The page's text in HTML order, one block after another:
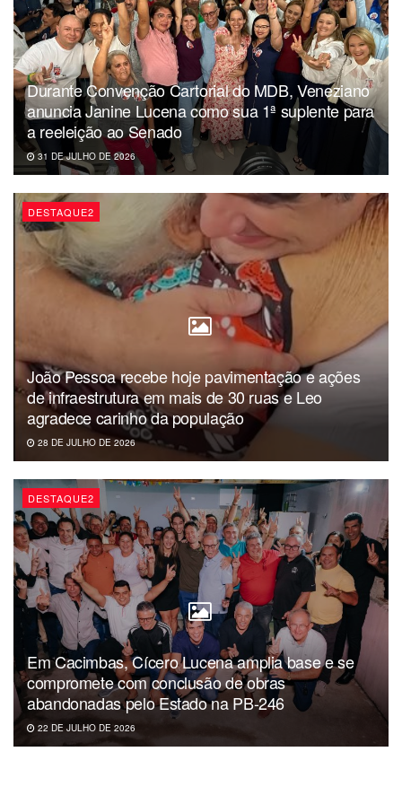
longo do tempo tiveram um achatamento de salário”,
afirmou.
Odon Bezerra também classificou a aprovação como um
reconhecimento ao trabalho desenvolvido pelos servidores
ao longo das últimas décadas.
Durante Convenção Cartorial do MDB, Veneziano
anuncia Janine Lucena como sua 1ª suplente para
a reeleição ao Senado
31 DE JULHO DE 2026
DESTAQUE2
João Pessoa recebe hoje pavimentação e ações
de infraestrutura em mais de 30 ruas e Leo
agradece carinho da população
28 DE JULHO DE 2026
DESTAQUE2
Em Cacimbas, Cícero Lucena amplia base e se
compromete com conclusão de obras
abandonadas pelo Estado na PB-246
22 DE JULHO DE 2026